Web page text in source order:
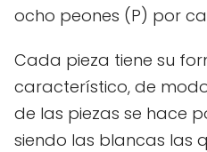
ocho peones (P) por
Cada pieza tiene su
característico, de
de las piezas se hace
siendo las blancas las